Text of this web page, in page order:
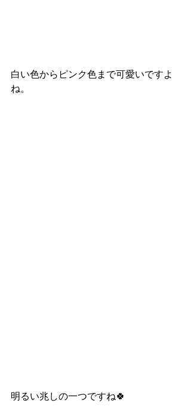
白い色からピンク色まで可愛いですよ
ね。
明るい兆しの一つですね🍀